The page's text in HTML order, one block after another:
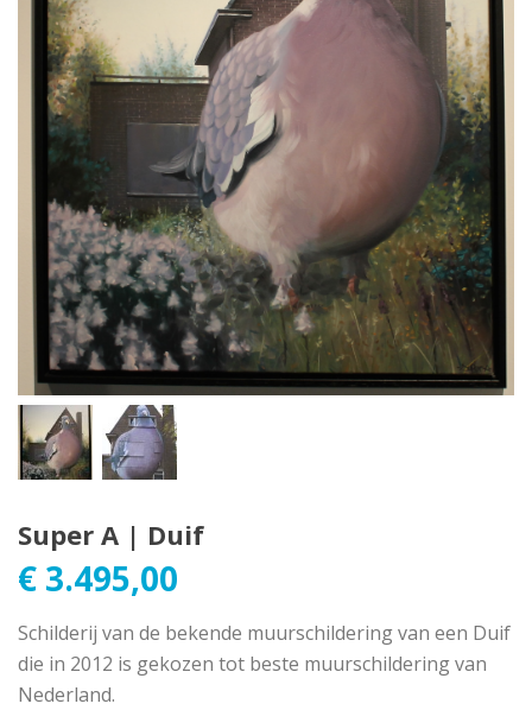
Super A | Duif
€ 3.495,00
Schilderij van de bekende muurschildering van een Duif
die in 2012 is gekozen tot beste muurschildering van
Nederland.